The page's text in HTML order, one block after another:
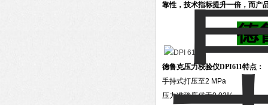
靠性，技术指标提升一倍，而产
德
德鲁克压力校验仪DPI611特点：
手持式打压至2 MPa
压力准确度优于0.02%